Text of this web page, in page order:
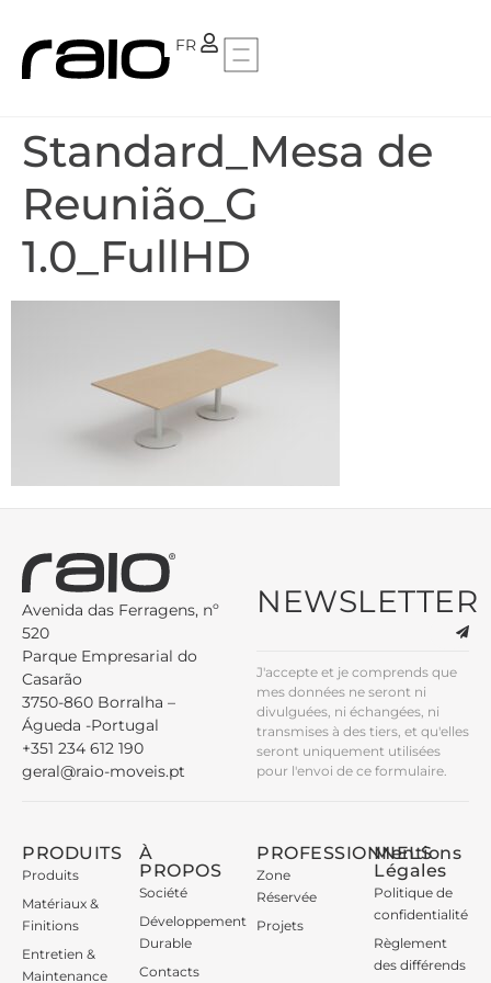
FR
PT
Standard_Mesa de
Reunião_G
1.0_FullHD
Avenida das Ferragens, nº
520
Parque Empresarial do
Casarão
3750-860 Borralha –
Águeda -Portugal
+351 234 612 190
geral@raio-moveis.pt
NEWSLETTER
J'accepte et je comprends que
mes données ne seront ni
divulguées, ni échangées, ni
transmises à des tiers, et qu'elles
seront uniquement utilisées
pour l'envoi de ce formulaire.
PRODUITS
Produits
Matériaux &
Finitions
Entretien &
Maintenance
À
PROPOS
Société
Développement
Durable
Contacts
PROFESSIONNELS
Zone
Réservée
Projets
Mentions
Légales
Politique de
confidentialité
Règlement
des différends